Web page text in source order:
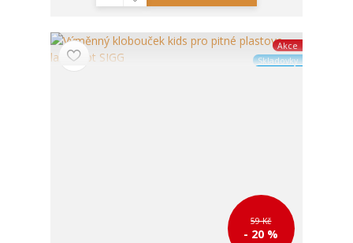
Akce
Skladovky
59 Kč
- 20 %